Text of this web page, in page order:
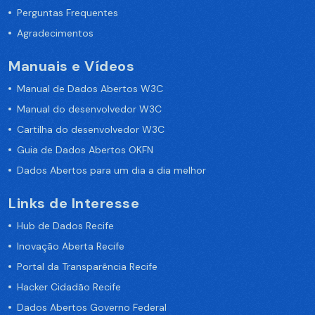
Perguntas Frequentes
Agradecimentos
Manuais e Vídeos
Manual de Dados Abertos W3C
Manual do desenvolvedor W3C
Cartilha do desenvolvedor W3C
Guia de Dados Abertos OKFN
Dados Abertos para um dia a dia melhor
Links de Interesse
Hub de Dados Recife
Inovação Aberta Recife
Portal da Transparência Recife
Hacker Cidadão Recife
Dados Abertos Governo Federal